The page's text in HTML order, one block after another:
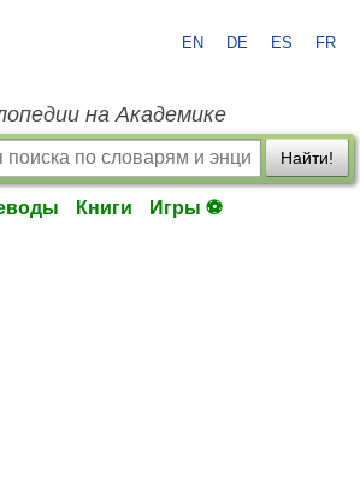
EN DE ES FR
на Академике
Найти!
Книги Игры ⚽